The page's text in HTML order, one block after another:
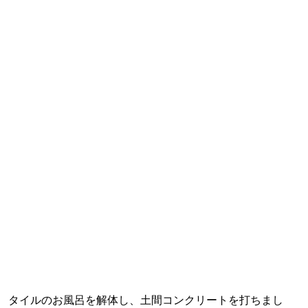
タイルのお風呂を解体し、土間コンクリートを打ちまし